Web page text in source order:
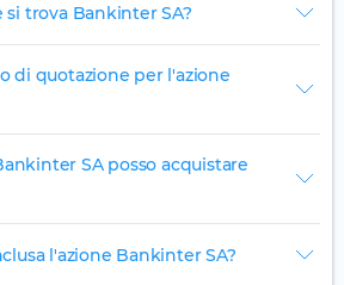
trova Bankinter SA?
di quotazione per l'azione
SA posso acquistare
l'azione Bankinter SA?